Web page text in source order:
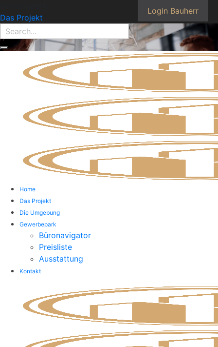
Das Projekt
Home
Das Projekt
Die Umgebung
Gewerbepark
Büronavigator
Preisliste
Ausstattung
Kontakt
Login Bauherr